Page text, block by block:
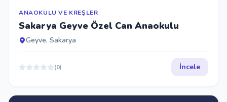
ANAOKULU VE KREŞLER
Sakarya Geyve Özel Can Anaokulu
Geyve, Sakarya
(0) İncele